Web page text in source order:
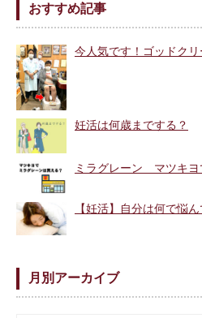
おすすめ記事
今人気です！ゴッドクリ
妊活は何歳までする？
ミラグレーン マツキヨ
【妊活】自分は何で悩
月別アーカイブ